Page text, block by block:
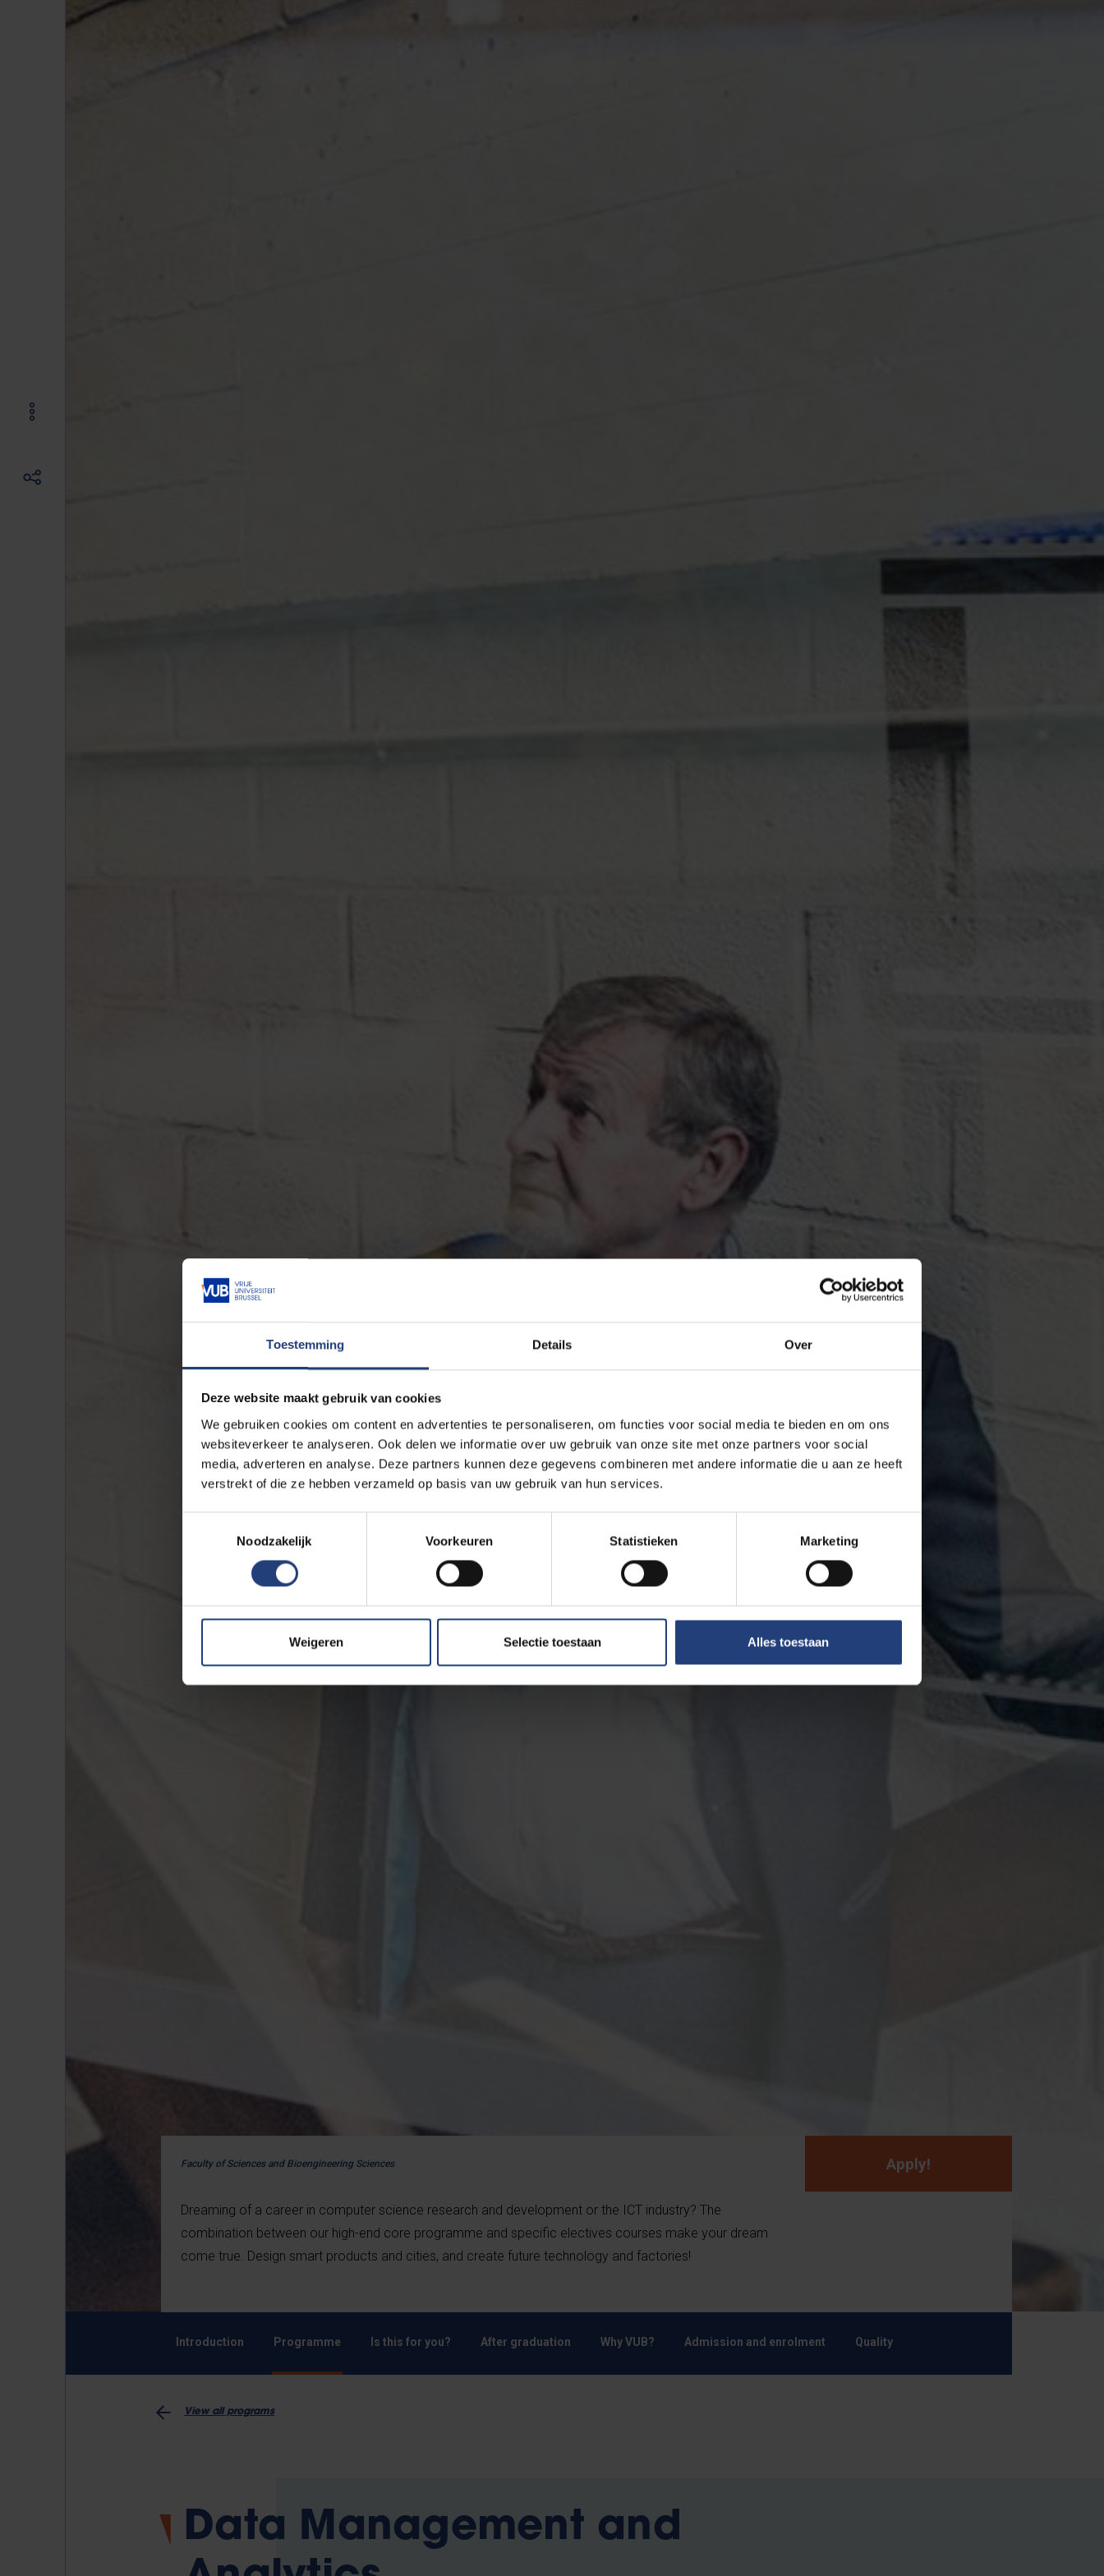
Toestemming Details Over
Deze website maakt gebruik van cookies
We gebruiken cookies om content en advertenties te personaliseren, om functies voor social media te bieden en om ons
websiteverkeer te analyseren. Ook delen we informatie over uw gebruik van onze site met onze partners voor social
media, adverteren en analyse. Deze partners kunnen deze gegevens combineren met andere informatie die u aan ze heeft
verstrekt of die ze hebben verzameld op basis van uw gebruik van hun services.
Noodzakelijk
Voorkeuren Statistieken Marketing
Weigeren Selectie toestaan Alles toestaan
Faculty of Sciences and Bioengineering Sciences
Dreaming of a career in computer science research and development or the ICT industry? The
combination between our high-end core programme and specific electives courses make your dream
come true. Design smart products and cities, and create future technology and factories!
Apply!
Introduction Programme Is this for you? After graduation Why VUB? Admission and enrolment Quality
View all programs
Data Management and